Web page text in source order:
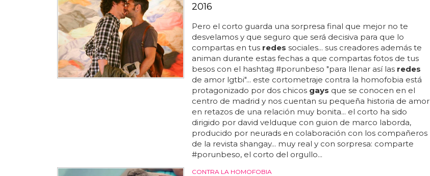
2016
Pero el corto guarda una sorpresa final que mejor no te
desvelamos y que seguro que será decisiva para que lo
compartas en tus redes sociales... sus creadores además te
animan durante estas fechas a que compartas fotos de tus
besos con el hashtag #porunbeso "para llenar así las redes
de amor lgtbi"... este cortometraje contra la homofobia está
protagonizado por dos chicos gays que se conocen en el
centro de madrid y nos cuentan su pequeña historia de amor
en retazos de una relación muy bonita... el corto ha sido
dirigido por david velduque con guion de marco laborda,
producido por neurads en colaboración con los compañeros
de la revista shangay... muy real y con sorpresa: comparte
#porunbeso, el corto del orgullo...
CONTRA LA HOMOFOBIA